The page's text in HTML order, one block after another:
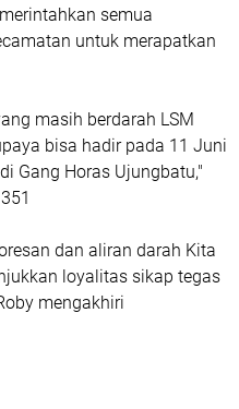
semua
untuk merapatkan
masih berdarah LSM
bisa hadir pada 11 Juni
Gang Horas Ujungbatu,"
dan aliran darah Kita
loyalitas sikap tegas
mengakhiri